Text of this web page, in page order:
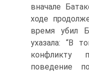
вначале
ходе
время убил
ухазала: “В
конфликту
поведение